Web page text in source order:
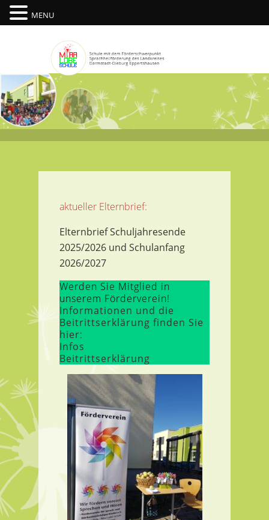
aktueller Elternbrief:
Elternbrief Schuljahresende
2025/2026 und Schulanfang
2026/2027
Werden Sie Mitglied in
unserem Förderverein!
Informationen und die
Beitrittserklärung finden Sie
hier:
Infos
Beitrittserklärung
MENU